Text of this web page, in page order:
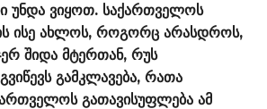
უნდა ვიყოთ. საქართველოს
ისე ახლოს, როგორც არასდროს,
შიდა მტერთან, რუს
გამკლავება, რათა
გათავისუფლება ამ